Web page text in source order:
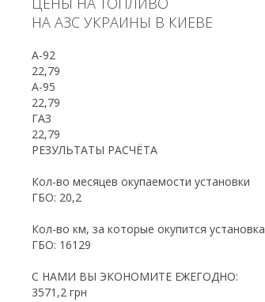
НА АЗС УКРАИНЫ В КИЕВЕ
A-92
22,79
A-95
22,79
ГАЗ
22,79
РЕЗУЛЬТАТЫ РАСЧЁТА
Кол-во месяцев окупаемости установки
ГБО: 20,2
Кол-во км, за которые окупится установка
ГБО: 16129
С НАМИ ВЫ ЭКОНОМИТЕ ЕЖЕГОДНО:
3571,2 грн